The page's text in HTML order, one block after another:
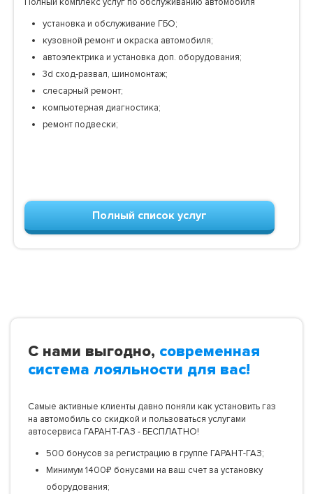
установка и обслуживание ГБО;
кузовной ремонт и окраска автомобиля;
автоэлектрика и установка доп. оборудования;
3d сход-развал, шиномонтаж;
слесарный ремонт;
компьютерная диагностика;
ремонт подвески;
Полный список услуг
С нами выгодно, современная
система лояльности для вас!
Самые активные клиенты давно поняли как установить газ
на автомобиль со скидкой и пользоваться услугами
автосервиса ГАРАНТ-ГАЗ - БЕСПЛАТНО!
500 бонусов за регистрацию в группе ГАРАНТ-ГАЗ;
Минимум 1400₽ бонусами на ваш счет за установку
оборудования;